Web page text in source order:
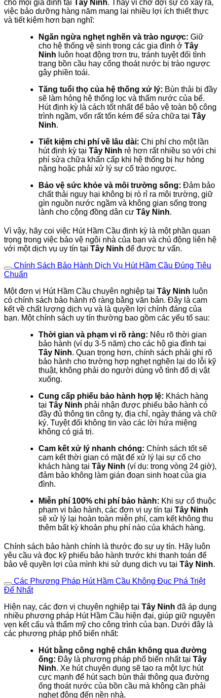
cho mọi gia đình tại Tây Ninh. Thay vì chờ đợi sự cố xảy ra,
việc bảo dưỡng hàng năm mang lại nhiều lợi ích thiết thực
và tiết kiệm hơn bạn nghĩ:
Ngăn ngừa nghẹt nghẽn và trào ngược: Giữ
cho hệ thống vệ sinh trong các gia đình ở Tây
Ninh luôn hoạt động trơn tru, tránh tuyệt đối tình
trạng bồn cầu hay cống thoát nước bị trào ngược
gây phiền toái.
Tăng tuổi thọ của hệ thống xử lý: Bùn thải bị đầy
sẽ làm hỏng hệ thống lọc và thấm nước của bể.
Hút định kỳ là cách tốt nhất để bảo vệ toàn bộ công
trình ngầm, vốn rất tốn kém để sửa chữa tại Tây
Ninh.
Tiết kiệm chi phí về lâu dài: Chi phí cho một lần
hút định kỳ tại Tây Ninh rẻ hơn rất nhiều so với chi
phí sửa chữa khẩn cấp khi hệ thống bị hư hỏng
nặng hoặc phải xử lý sự cố trào ngược.
Bảo vệ sức khỏe và môi trường sống: Đảm bảo
chất thải nguy hại không bị rò rỉ ra môi trường, giữ
gìn nguồn nước ngầm và không gian sống trong
lành cho cộng đồng dân cư Tây Ninh.
Vì vậy, hãy coi việc Hút Hầm Cầu định kỳ là một phần quan
trọng trong việc bảo vệ ngôi nhà của bạn và chủ động liên hệ
với một dịch vụ uy tín tại Tây Ninh để được tư vấn.
Chính Sách Bảo Hành Dịch Vụ Hút Hầm Cầu Đúng Tiêu
Chuẩn
Một đơn vị Hút Hầm Cầu chuyên nghiệp tại Tây Ninh luôn
có chính sách bảo hành rõ ràng bằng văn bản. Đây là cam
kết về chất lượng dịch vụ và là quyền lợi chính đáng của
bạn. Một chính sách uy tín thường bao gồm các yếu tố sau:
Thời gian và phạm vi rõ ràng: Nêu rõ thời gian
bảo hành (ví dụ 3-5 năm) cho các hộ gia đình tại
Tây Ninh. Quan trọng hơn, chính sách phải ghi rõ
bảo hành cho trường hợp nghẹt nghẽn lại do lỗi kỹ
thuật, không phải do người dùng vô tình đổ dị vật
xuống.
Cung cấp phiếu bảo hành hợp lệ: Khách hàng
tại Tây Ninh phải nhận được phiếu bảo hành có
đầy đủ thông tin công ty, địa chỉ, ngày tháng và chữ
ký. Tuyệt đối không tin vào các lời hứa miệng
không có giá trị.
Cam kết xử lý nhanh chóng: Chính sách tốt sẽ
cam kết thời gian có mặt để xử lý lại sự cố cho
khách hàng tại Tây Ninh (ví dụ: trong vòng 24 giờ),
đảm bảo không làm gián đoạn sinh hoạt của gia
đình.
Miễn phí 100% chi phí bảo hành: Khi sự cố thuộc
phạm vi bảo hành, các đơn vị uy tín tại Tây Ninh
sẽ xử lý lại hoàn toàn miễn phí, cam kết không thu
thêm bất kỳ khoản phụ phí nào của khách hàng.
Chính sách bảo hành chính là thước đo sự uy tín. Hãy luôn
yêu cầu và đọc kỹ phiếu bảo hành trước khi thanh toán để
bảo vệ quyền lợi của mình khi sử dụng dịch vụ tại Tây Ninh.
Các Phương Pháp Hút Hầm Cầu Không Đục Phá Triệt
Để Nhất
Hiện nay, các đơn vị chuyên nghiệp tại Tây Ninh đã áp dụng
nhiều phương pháp Hút Hầm Cầu hiện đại, giúp giữ nguyên
vẹn kết cấu và thẩm mỹ cho công trình của bạn. Dưới đây là
các phương pháp phổ biến nhất:
Hút bằng công nghệ chân không qua đường
ống: Đây là phương pháp phổ biến nhất tại Tây
Ninh. Xe hút chuyên dụng sẽ tạo ra một lực hút
cực mạnh để hút sạch bùn thải thông qua đường
ống thoát nước của bồn cầu mà không cần phải
nghẹt động đến nền nhà.